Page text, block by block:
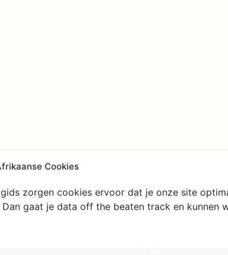
Cookies
zorgen cookies ervoor dat je onze site
gaat je data off the beaten track en kunnen